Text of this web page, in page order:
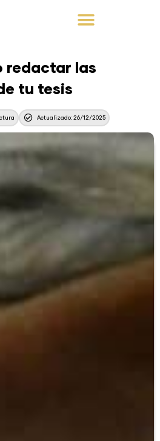
redactar las
tu tesis
Actualizado: 26/12/2025